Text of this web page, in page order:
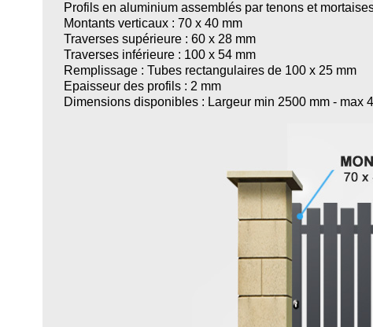
Profils en aluminium assemblés par tenons et
Montants verticaux : 70 x 40 mm
Traverses supérieure : 60 x 28 mm
Traverses inférieure : 100 x 54 mm
Remplissage : Tubes rectangulaires de 100 x 25 mm
Epaisseur des profils : 2 mm
Dimensions disponibles : Largeur min 2500 mm - max